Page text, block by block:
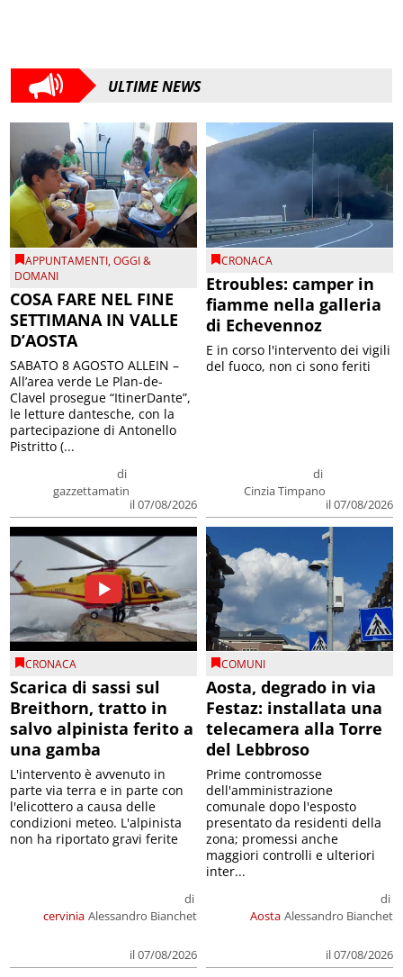
ULTIME NEWS
APPUNTAMENTI,OGGI &
DOMANI
COSA FARE NEL FINE
SETTIMANA IN VALLE
D’AOSTA
di
gazzettamatin
il 07/08/2026
SABATO 8 AGOSTO ALLEIN –
All’area verde Le Plan-de-
Clavel prosegue “ItinerDante”,
le letture dantesche, con la
partecipazione di Antonello
Pistritto (...
CRONACA
Etroubles: camper in
fiamme nella galleria
di Echevennoz
di
Cinzia Timpano
il 07/08/2026
E in corso l'intervento dei vigili
del fuoco, non ci sono feriti
CRONACA
Scarica di sassi sul
Breithorn, tratto in
salvo alpinista ferito a
una gamba
cervinia
di
Alessandro Bianchet
il 07/08/2026
L'intervento è avvenuto in
parte via terra e in parte con
l'elicottero a causa delle
condizioni meteo. L'alpinista
non ha riportato gravi ferite
COMUNI
Aosta, degrado in via
Festaz: installata una
telecamera alla Torre
del Lebbroso
Aosta
di
Alessandro Bianchet
il 07/08/2026
Prime contromosse
dell'amministrazione
comunale dopo l'esposto
presentato da residenti della
zona; promessi anche
maggiori controlli e ulteriori
inter...